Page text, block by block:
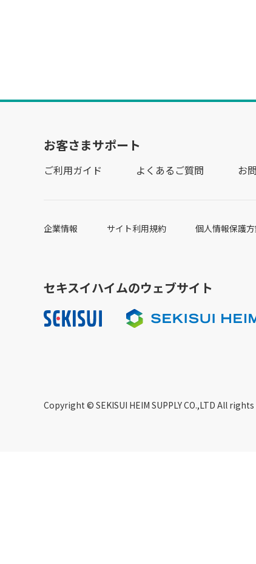
お客さまサポート
ご利用ガイド よくあるご質問 お
企業情報 サイト利用規約 個人情報保護
セキスイハイムのウェブサイト
Copyright © SEKISUI HEIM SUPPLY CO.,LTD All